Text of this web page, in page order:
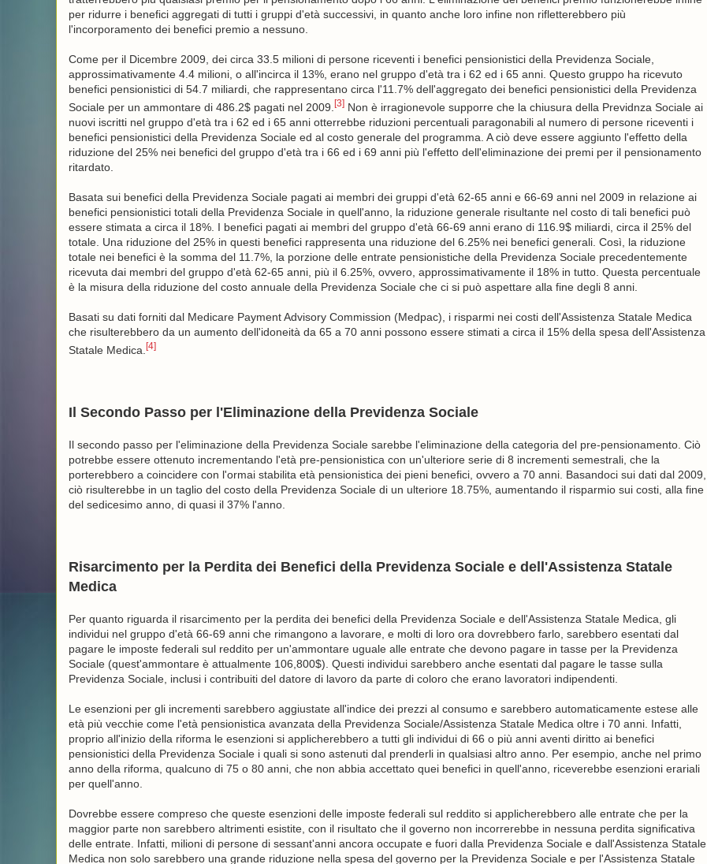
per ridurre i benefici aggregati di tutti i gruppi d'età successivi, in quanto anche loro infine non rifletterebbero più
l'incorporamento dei benefici premio a nessuno.
Come per il Dicembre 2009, dei circa 33.5 milioni di persone riceventi i benefici pensionistici della Previdenza Sociale,
approssimativamente 4.4 milioni, o all'incirca il 13%, erano nel gruppo d'età tra i 62 ed i 65 anni. Questo gruppo ha ricevuto
benefici pensionistici di 54.7 miliardi, che rappresentano circa l'11.7% dell'aggregato dei benefici pensionistici della Previdenza
Sociale per un ammontare di 486.2$ pagati nel 2009. [3]Non è irragionevole supporre che la chiusura della Previdnza Sociale ai
nuovi iscritti nel gruppo d'età tra i 62 ed i 65 anni otterrebbe riduzioni percentuali paragonabili al numero di persone riceventi i
benefici pensionistici della Previdenza Sociale ed al costo generale del programma. A ciò deve essere aggiunto l'effetto della
riduzione del 25% nei benefici del gruppo d'età tra i 66 ed i 69 anni più l'effetto dell'eliminazione dei premi per il pensionamento
ritardato.
Basata sui benefici della Previdenza Sociale pagati ai membri dei gruppi d'età 62-65 anni e 66-69 anni nel 2009 in relazione ai
benefici pensionistici totali della Previdenza Sociale in quell'anno, la riduzione generale risultante nel costo di tali benefici può
essere stimata a circa il 18%. I benefici pagati ai membri del gruppo d'età 66-69 anni erano di 116.9$ miliardi, circa il 25% del
totale. Una riduzione del 25% in questi benefici rappresenta una riduzione del 6.25% nei benefici generali. Così, la riduzione
totale nei benefici è la somma del 11.7%, la porzione delle entrate pensionistiche della Previdenza Sociale precedentemente
ricevuta dai membri del gruppo d'età 62-65 anni, più il 6.25%, ovvero, approssimativamente il 18% in tutto. Questa percentuale
è la misura della riduzione del costo annuale della Previdenza Sociale che ci si può aspettare alla fine degli 8 anni.
Basati su dati forniti dal Medicare Payment Advisory Commission (Medpac), i risparmi nei costi dell'Assistenza Statale Medica
che risulterebbero da un aumento dell'idoneità da 65 a 70 anni possono essere stimati a circa il 15% della spesa dell'Assistenza
Statale Medica. [4]
Il Secondo Passo per l'Eliminazione della Previdenza Sociale
Il secondo passo per l'eliminazione della Previdenza Sociale sarebbe l'eliminazione della categoria del pre-pensionamento. Ciò
potrebbe essere ottenuto incrementando l'età pre-pensionistica con un'ulteriore serie di 8 incrementi semestrali, che la
porterebbero a coincidere con l'ormai stabilita età pensionistica dei pieni benefici, ovvero a 70 anni. Basandoci sui dati dal 2009,
ciò risulterebbe in un taglio del costo della Previdenza Sociale di un ulteriore 18.75%, aumentando il risparmio sui costi, alla fine
del sedicesimo anno, di quasi il 37% l'anno.
Risarcimento per la Perdita dei Benefici della Previdenza Sociale e dell'Assistenza Statale
Medica
Per quanto riguarda il risarcimento per la perdita dei benefici della Previdenza Sociale e dell'Assistenza Statale Medica, gli
individui nel gruppo d'età 66-69 anni che rimangono a lavorare, e molti di loro ora dovrebbero farlo, sarebbero esentati dal
pagare le imposte federali sul reddito per un'ammontare uguale alle entrate che devono pagare in tasse per la Previdenza
Sociale (quest'ammontare è attualmente 106,800$). Questi individui sarebbero anche esentati dal pagare le tasse sulla
Previdenza Sociale, inclusi i contribuiti del datore di lavoro da parte di coloro che erano lavoratori indipendenti.
Le esenzioni per gli incrementi sarebbero aggiustate all'indice dei prezzi al consumo e sarebbero automaticamente estese alle
età più vecchie come l'età pensionistica avanzata della Previdenza Sociale/Assistenza Statale Medica oltre i 70 anni. Infatti,
proprio all'inizio della riforma le esenzioni si applicherebbero a tutti gli individui di 66 o più anni aventi diritto ai benefici
pensionistici della Previdenza Sociale i quali si sono astenuti dal prenderli in qualsiasi altro anno. Per esempio, anche nel primo
anno della riforma, qualcuno di 75 o 80 anni, che non abbia accettato quei benefici in quell'anno, riceverebbe esenzioni erariali
per quell'anno.
Dovrebbe essere compreso che queste esenzioni delle imposte federali sul reddito si applicherebbero alle entrate che per la
maggior parte non sarebbero altrimenti esistite, con il risultato che il governo non incorrerebbe in nessuna perdita significativa
delle entrate. Infatti, milioni di persone di sessant'anni ancora occupate e fuori dalla Previdenza Sociale e dall'Assistenza Statale
Medica non solo sarebbero una grande riduzione nella spesa del governo per la Previdenza Sociale e per l'Assistenza Statale